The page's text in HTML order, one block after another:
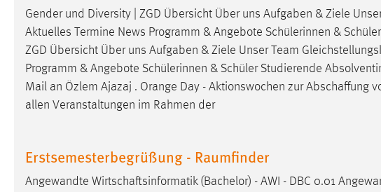
Gender und Diversity | ZGD Übersicht Über uns Aufgaben & Ziele
Aktuelles Termine News Programm & Angebote Schülerinnen &
ZGD Übersicht Über uns Aufgaben & Ziele Unser Team
Programm & Angebote Schülerinnen & Schüler Studierende
Mail an Özlem Ajazaj . Orange Day - Aktionswochen zurAbschaffung
allen Veranstaltungen im Rahmen der
Erstsemesterbegrüßung - Raumfinder
Angewandte Wirtschaftsinformatik(Bachelor) - AWI - DBC 0.01
Facebook Pixel
Name:
Anbieter: Facebook
EXTERNE MEDIEN